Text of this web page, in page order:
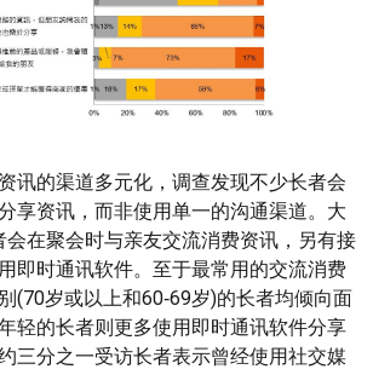
讯的渠道多元化，调查发现不少长者会
享资讯，而非使用单一的沟通渠道。大
会在聚会时与亲友交流消费资讯，另有接
即时通讯软件。至于最常用的交流消费
(70岁或以上和60‑69岁)的长者均倾向面
轻的长者则更多使用即时通讯软件分享
三分之一受访长者表示曾经使用社交媒